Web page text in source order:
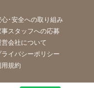
心･安全への取り組み
事スタッフへの応募
営会社について
ライバシーポリシー
用規約